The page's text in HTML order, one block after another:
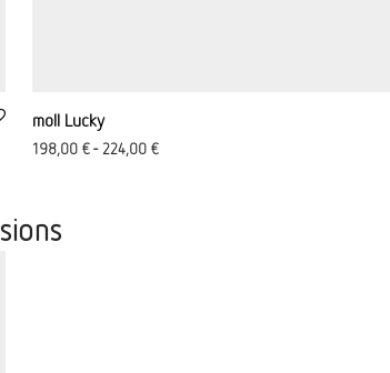
moll Lucky
198,00 €- 224,00 €